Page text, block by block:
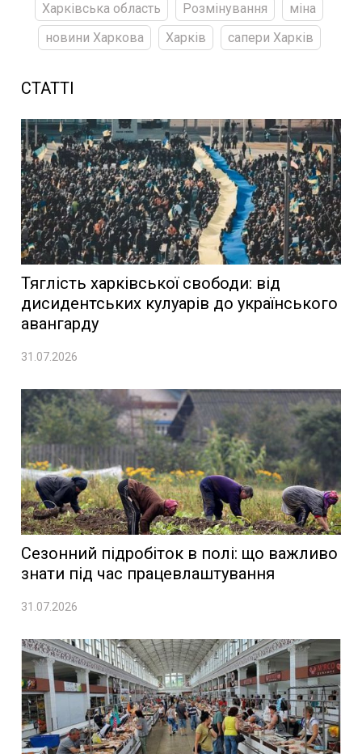
Харківська область
Розмінування
міна
новини Харкова
Харків сапери Харків
СТАТТІ
Тяглість харківської свободи: від
дисидентських кулуарів до українського
авангарду
31.07.2026
Сезонний підробіток в полі: що важливо
знати під час працевлаштування
31.07.2026